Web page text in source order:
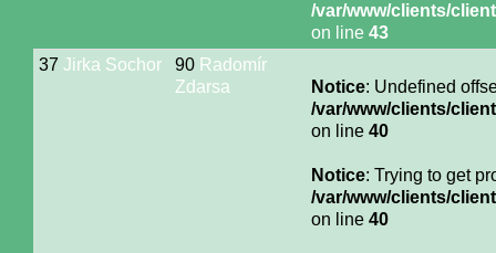
/var/www/clients/
on line 43
37 Jirka Sochor 90 Radomír
Zdarsa
Notice: Undefined
/var/www/clients/
on line 40
Notice: Trying to get
/var/www/clients/
on line 40